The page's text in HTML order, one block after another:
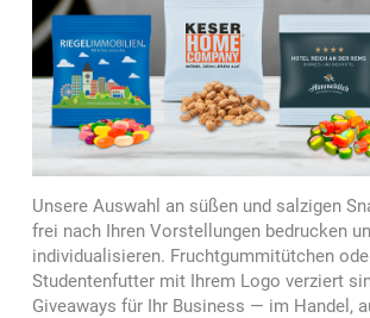
Unsere Auswahl an süßen und salzigen
frei nach Ihren Vorstellungen bedrucken
individualisieren. Fruchtgummitütchen
Studentenfutter mit Ihrem Logo verziert
Giveaways für Ihr Business — im Handel,